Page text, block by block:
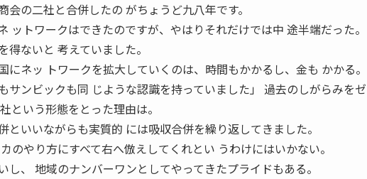
会の二社と合併したの がちょうど九八年です。
ットワークはできたのですが、やはりそれだけでは中 途半端だった。
ないと 考えていました。
にネッ トワークを拡大していくのは、時間もかかるし、金も かかる。
サンビックも同 じような認識を持っていました」 過去のしがらみをゼ
という形態をとった理由は。
といいながらも実質的 には吸収合併を繰り返してきました。
のやり方にすべて右へ倣えしてくれとい うわけにはいかない。
し、 地域のナンバーワンとしてやってきたプライドもある。